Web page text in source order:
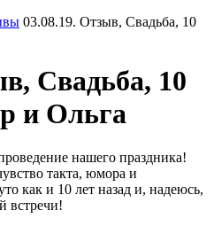
03.08.19. Отзыв, Свадьба, 10
Свадьба, 10
и Ольга
нашего праздника!
такта, юмора и
как и 10 лет назад и, надеюсь,
встречи!